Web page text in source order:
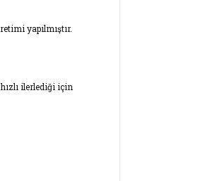
yapılmıştır.
ilerlediği için